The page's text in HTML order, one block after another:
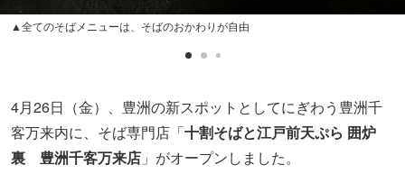
▲全てのそばメニューは、そばのおかわりが自由
4月26日（金）、豊洲の新スポットとしてにぎわう豊洲千
客万来内に、そば専門店「十割そばと江戸前天ぷら 囲炉
裏 豊洲千客万来店 」がオープンしました。